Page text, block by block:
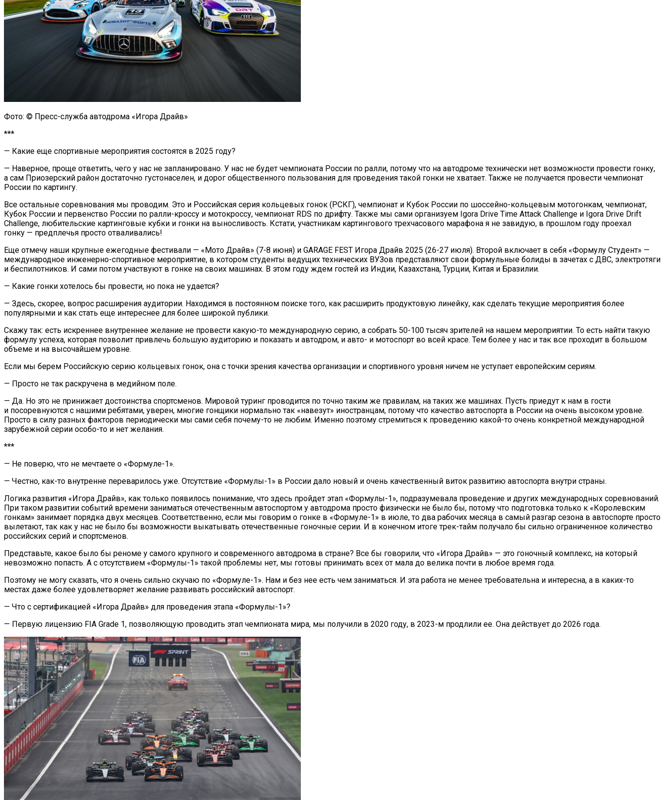
Фото: © Пресс-служба автодрома «Игора Драйв»
***
— Какие еще спортивные мероприятия состоятся в 2025 году?
— Наверное, проще ответить, чего у нас не запланировано. У нас не будет чемпионата России по ралли, потому что на автодроме технически нет возможности провести гонку,
а сам Приозерский район достаточно густонаселен, и дорог общественного пользования для проведения такой гонки не хватает. Также не получается провести чемпионат
России по картингу.
Все остальные соревнования мы проводим. Это и Российская серия кольцевых гонок (РСКГ), чемпионат и Кубок России по шоссейно-кольцевым мотогонкам, чемпионат,
Кубок России и первенство России по ралли-кроссу и мотокроссу, чемпионат RDS по дрифту. Также мы сами организуем Igora Drive Time Attack Challenge и Igora Drive Drift
Challenge, любительские картинговые кубки и гонки на выносливость. Кстати, участникам картингового трехчасового марафона я не завидую, в прошлом году проехал
гонку — предплечья просто отваливались!
Еще отмечу наши крупные ежегодные фестивали — «Мото Драйв» (7-8 июня) и GARAGE FEST Игора Драйв 2025 (26-27 июля). Второй включает в себя «Формулу Студент» —
международное инженерно-спортивное мероприятие, в котором студенты ведущих технических ВУЗов представляют свои формульные болиды в зачетах с ДВС, электротяги
и беспилотников. И сами потом участвуют в гонке на своих машинах. В этом году ждем гостей из Индии, Казахстана, Турции, Китая и Бразилии.
— Какие гонки хотелось бы провести, но пока не удается?
— Здесь, скорее, вопрос расширения аудитории. Находимся в постоянном поиске того, как расширить продуктовую линейку, как сделать текущие мероприятия более
популярными и как стать еще интереснее для более широкой публики.
Скажу так: есть искреннее внутреннее желание не провести какую-то международную серию, а собрать 50-100 тысяч зрителей на нашем мероприятии. То есть найти такую
формулу успеха, которая позволит привлечь большую аудиторию и показать и автодром, и авто- и мотоспорт во всей красе. Тем более у нас и так все проходит в большом
объеме и на высочайшем уровне.
Если мы берем Российскую серию кольцевых гонок, она с точки зрения качества организации и спортивного уровня ничем не уступает европейским сериям.
— Просто не так раскручена в медийном поле.
— Да. Но это не принижает достоинства спортсменов. Мировой туринг проводится по точно таким же правилам, на таких же машинах. Пусть приедут к нам в гости
и посоревнуются с нашими ребятами, уверен, многие гонщики нормально так «навезут» иностранцам, потому что качество автоспорта в России на очень высоком уровне.
Просто в силу разных факторов периодически мы сами себя почему-то не любим. Именно поэтому стремиться к проведению какой-то очень конкретной международной
зарубежной серии особо-то и нет желания.
***
— Не поверю, что не мечтаете о «Формуле-1».
— Честно, как-то внутренне переварилось уже. Отсутствие «Формулы-1» в России дало новый и очень качественный виток развитию автоспорта внутри страны.
Логика развития «Игора Драйв», как только появилось понимание, что здесь пройдет этап «Формулы-1», подразумевала проведение и других международных соревнований.
При таком развитии событий времени заниматься отечественным автоспортом у автодрома просто физически не было бы, потому что подготовка только к «Королевским
гонкам» занимает порядка двух месяцев. Соответственно, если мы говорим о гонке в «Формуле-1» в июле, то два рабочих месяца в самый разгар сезона в автоспорте просто
вылетают, так как у нас не было бы возможности выкатывать отечественные гоночные серии. И в конечном итоге трек-тайм получало бы сильно ограниченное количество
российских серий и спортсменов.
Представьте, какое было бы реноме у самого крупного и современного автодрома в стране? Все бы говорили, что «Игора Драйв» — это гоночный комплекс, на который
невозможно попасть. А с отсутствием «Формулы-1» такой проблемы нет, мы готовы принимать всех от мала до велика почти в любое время года.
Поэтому не могу сказать, что я очень сильно скучаю по «Формуле-1». Нам и без нее есть чем заниматься. И эта работа не менее требовательна и интересна, а в каких-то
местах даже более удовлетворяет желание развивать российский автоспорт.
— Что с сертификацией «Игора Драйв» для проведения этапа «Формулы-1»?
— Первую лицензию FIA Grade 1, позволяющую проводить этап чемпионата мира, мы получили в 2020 году, в 2023-м продлили ее. Она действует до 2026 года.